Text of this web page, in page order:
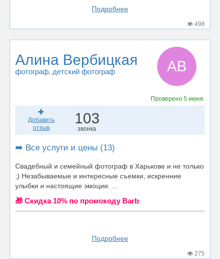
Подробнее
498
Алина Вербицкая
фотограф, детский фотограф АВ
Проверено 5 июня
Добавить
отзыв
103
звонка
➡️ Все услуги и цены (13)
Свадебный и семейный фотограф в Харькове и не только
;) Незабываемые и интересные съемки, искренние
улыбки и настоящие эмоции. ...
🎁 Cкидка 10% по промокоду Barb
Подробнее
275